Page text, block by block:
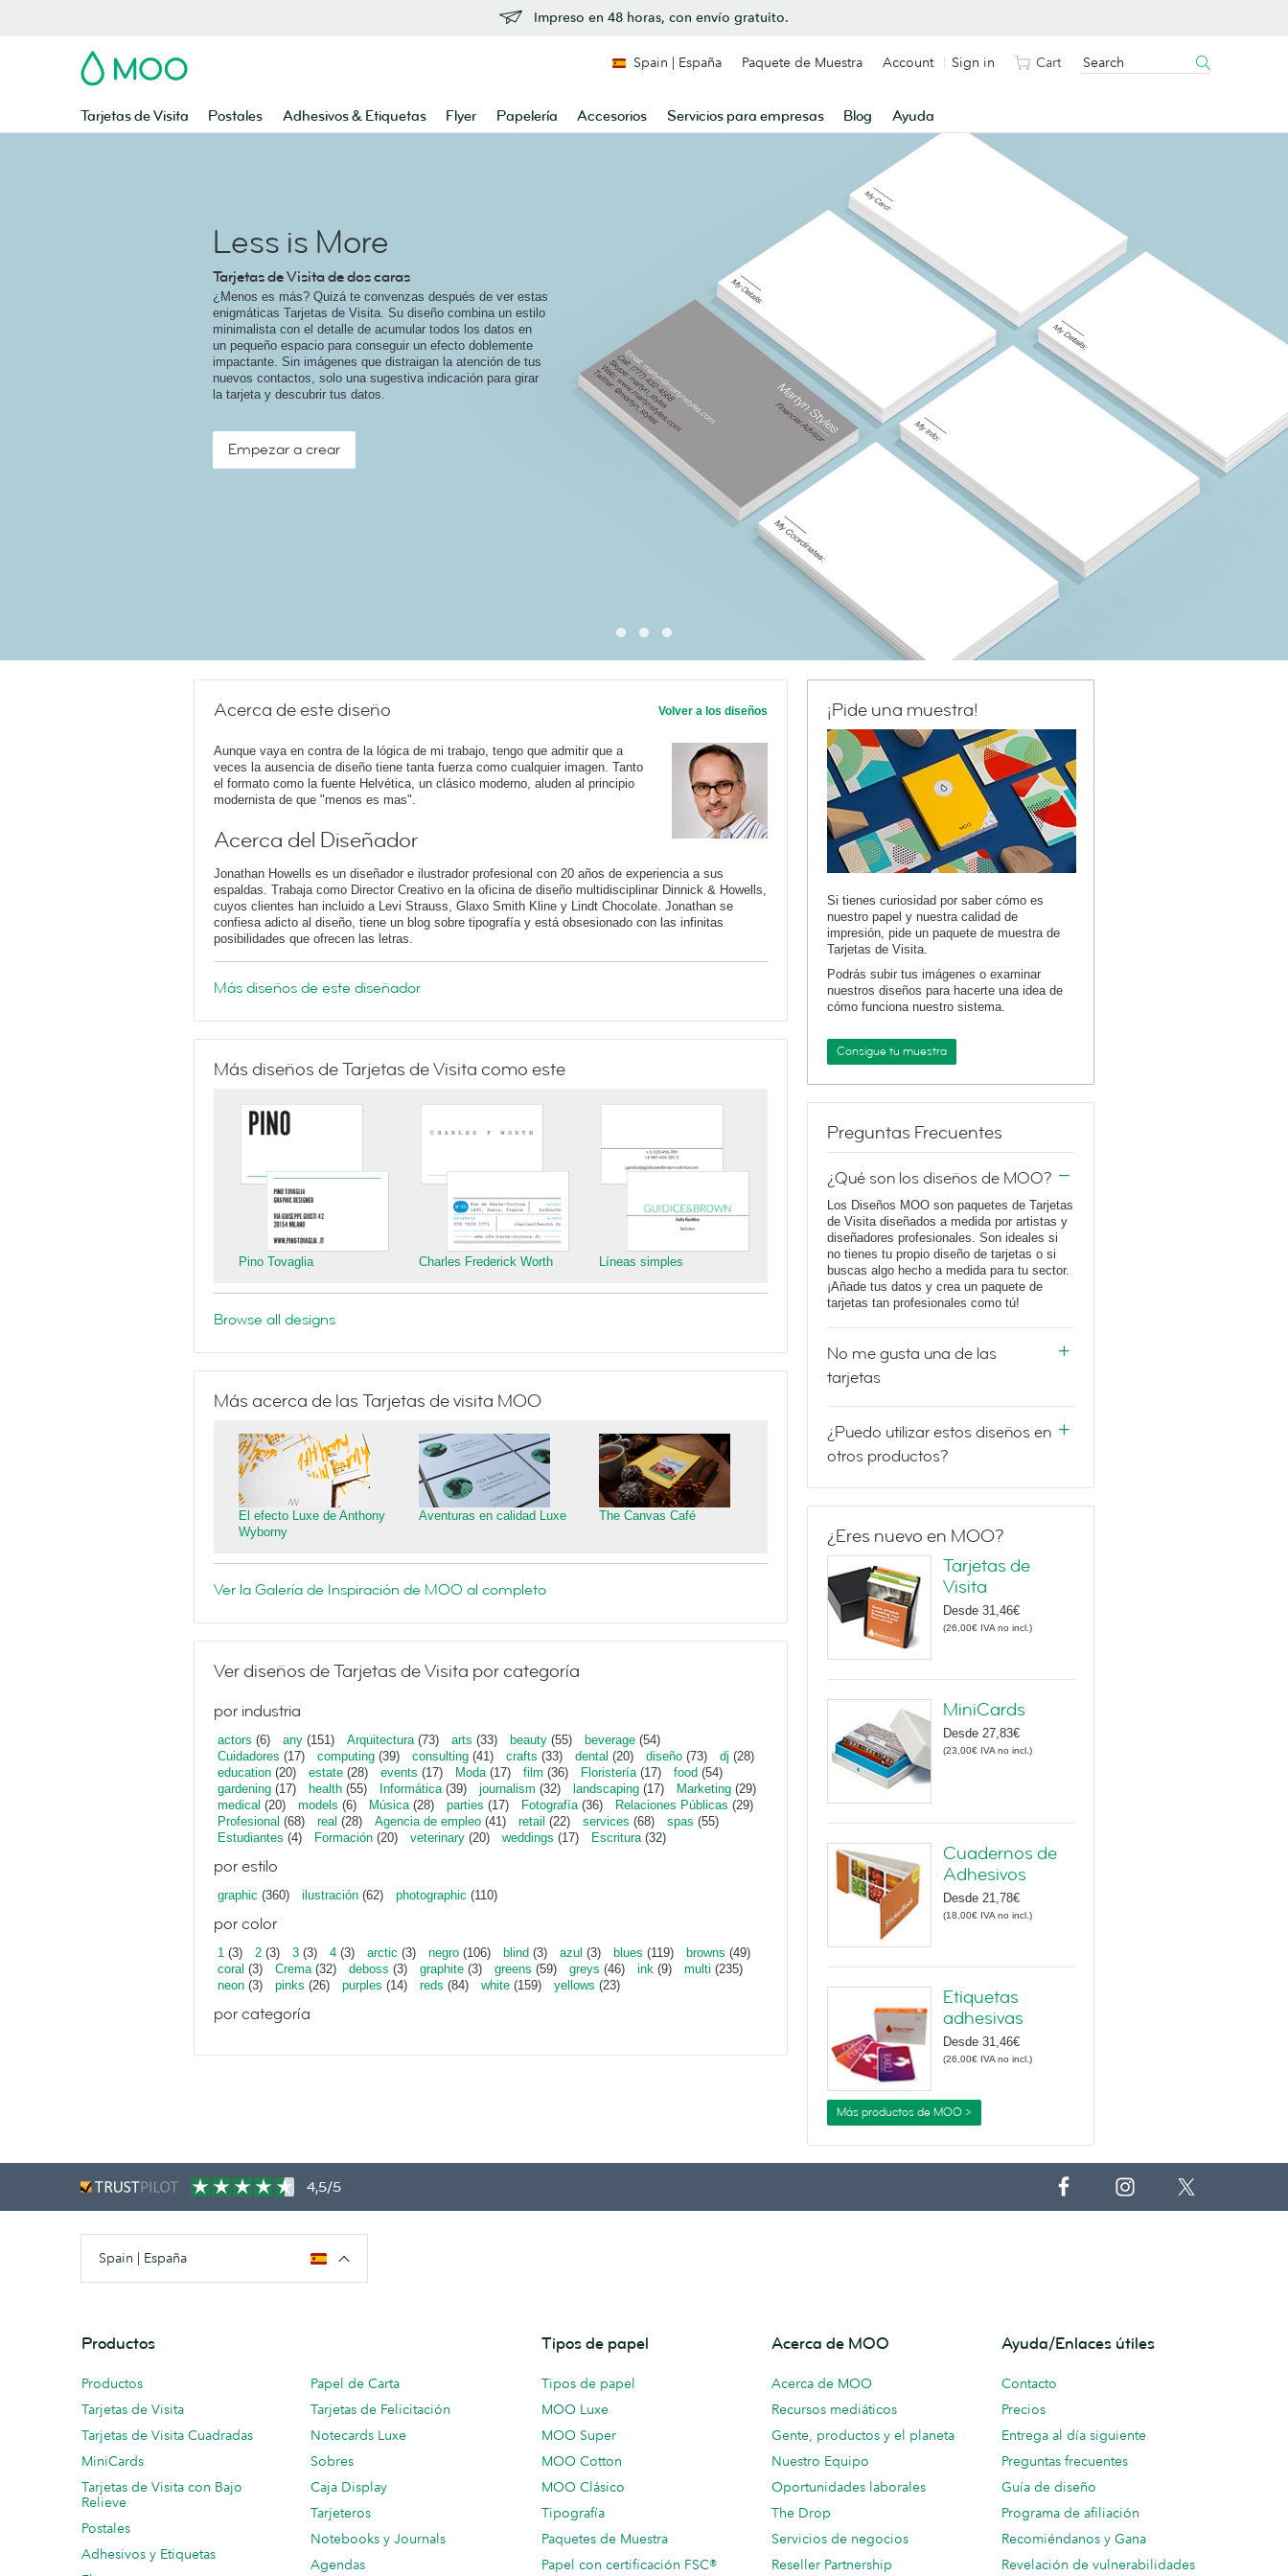
Impreso en 48 horas, con envío gratuito.
MOO
Tarjetas de Visita Postales Adhesivos & Etiquetas Flyer Papelería Accesorios Servicios para empresas Blog Ayuda
Spain | España Paquete de Muestra Account Sign in Cart
Less is More
Tarjetas de Visita de dos caras
¿Menos es más? Quizá te convenzas después de ver estas
enigmáticas Tarjetas de Visita. Su diseño combina un estilo
minimalista con el detalle de acumular todos los datos en
un pequeño espacio para conseguir un efecto doblemente
impactante. Sin imágenes que distraigan la atención de tus
nuevos contactos, solo una sugestiva indicación para girar
la tarjeta y descubrir tus datos.
Empezar a crear
Acerca de este diseño Volver a los diseños
Aunque vaya en contra de la lógica de mi trabajo, tengo que admitir que a
veces la ausencia de diseño tiene tanta fuerza como cualquier imagen. Tanto
el formato como la fuente Helvética, un clásico moderno, aluden al principio
modernista de que "menos es mas".
Acerca del Diseñador
Jonathan Howells es un diseñador e ilustrador profesional con 20 años de experiencia a sus
espaldas. Trabaja como Director Creativo en la oficina de diseño multidisciplinar Dinnick & Howells,
cuyos clientes han incluido a Levi Strauss, Glaxo Smith Kline y Lindt Chocolate. Jonathan se
confiesa adicto al diseño, tiene un blog sobre tipografía y está obsesionado con las infinitas
posibilidades que ofrecen las letras.
Más diseños de este diseñador
Más diseños de Tarjetas de Visita como este
Pino Tovaglia Charles Frederick Worth Líneas simples
Browse all designs
Más acerca de las Tarjetas de visita MOO
El efecto Luxe de Anthony
Wyborny
Aventuras en calidad Luxe The Canvas Café
Ver la Galería de Inspiración de MOO al completo
Ver diseños de Tarjetas de Visita por categoría
por industria
actors (6) any (151) Arquitectura(73) arts (33) beauty (55) beverage (54)
Cuidadores (17) computing (39) consulting (41) crafts (33) dental (20) diseño (73) dj (28)
education (20) estate (28) events (17) Moda(17) film (36) Floristería(17) food (54)
gardening (17) health (55) Informática(39) journalism (32) landscaping (17) Marketing (29)
medical (20) models (6) Música(28) parties (17) Fotografía(36) Relaciones Públicas (29)
Profesional (68) real (28) Agencia de empleo (41) retail (22) services (68) spas (55)
Estudiantes (4) Formación (20) veterinary (20) weddings (17) Escritura(32)
por estilo
graphic (360) ilustración (62) photographic (110)
por color
1 (3) 2 (3) 3 (3) 4 (3) arctic (3) negro (106) blind (3) azul (3) blues (119) browns (49)
coral (3) Crema(32) deboss (3) graphite (3) greens (59) greys (46) ink (9) multi (235)
neon (3) pinks (26) purples (14) reds (84) white (159) yellows (23)
por categoría
¡Pide una muestra!
Si tienes curiosidad por saber cómo es
nuestro papel y nuestra calidad de
impresión, pide un paquete de muestra de
Tarjetas de Visita.
Podrás subir tus imágenes o examinar
nuestros diseños para hacerte una idea de
cómo funciona nuestro sistema.
Consigue tu muestra
Preguntas Frecuentes
¿Qué son los diseños de MOO?
Los Diseños MOO son paquetes de Tarjetas
de Visita diseñados a medida por artistas y
diseñadores profesionales. Son ideales si
no tienes tu propio diseño de tarjetas o si
buscas algo hecho a medida para tu sector.
¡Añade tus datos y crea un paquete de
tarjetas tan profesionales como tú!
No me gusta una de las
tarjetas
¿Puedo utilizar estos diseños en
otros productos?
¿Eres nuevo en MOO?
Tarjetas de
Visita
Desde 31,46€
(26,00€ IVA no incl. )
MiniCards
Desde 27,83€
(23,00€ IVA no incl. )
Cuadernos de
Adhesivos
Desde 21,78€
(18,00€ IVA no incl. )
Etiquetas
adhesivas
Desde 31,46€
(26,00€ IVA no incl. )
Más productos de MOO >
4,5/5
Spain | España
Productos
Productos
Tarjetas de Visita
Tarjetas de Visita Cuadradas
MiniCards
Tarjetas de Visita con Bajo
Relieve
Postales
Adhesivos y Etiquetas
Papel de Carta
Tarjetas de Felicitación
Notecards Luxe
Sobres
Caja Display
Tarjeteros
Notebooks y Journals
Agendas
Tipos de papel
Tipos de papel
MOO Luxe
MOO Super
MOO Cotton
MOO Clásico
Tipografía
Paquetes de Muestra
Papel con certificación FSC®
Acerca de MOO
Acerca de MOO
Recursos mediáticos
Gente, productos y el planeta
Nuestro Equipo
Oportunidades laborales
The Drop
Servicios de negocios
Reseller Partnership
Ayuda/Enlaces útiles
Contacto
Precios
Entrega al día siguiente
Preguntas frecuentes
Guía de diseño
Programa de afiliación
Recomiéndanos y Gana
Revelación de vulnerabilidades